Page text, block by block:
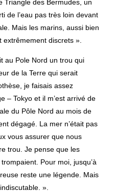
Triangle des Bermudes, un
de l’eau pas très loin devant
Mais les marins, aussi bien
extrêmement discrets ».
au Pole Nord un trou qui
de la Terre qui serait
je faisais assez
– Tokyo et il m’est arrivé de
du Pôle Nord au mois de
dégagé. La mer n’était pas
vous assurer que nous
trou. Je pense que les
Pour moi, jusqu’à
reste une légende. Mais
».